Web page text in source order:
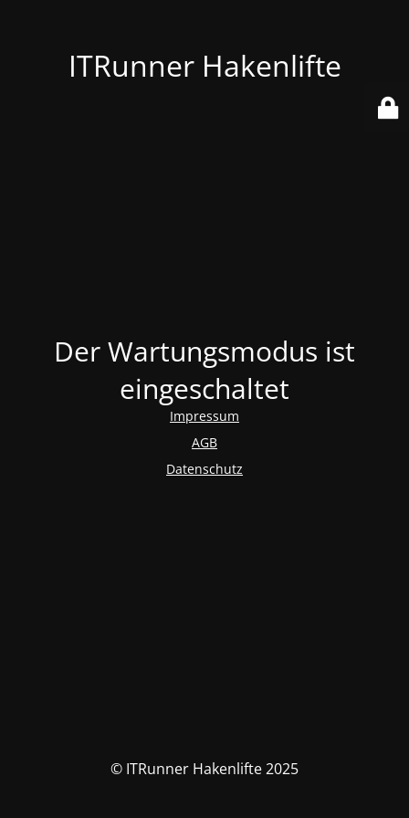
ITRunner Hakenlifte
Der Wartungsmodus ist
eingeschaltet
Impressum
AGB
Datenschutz
© ITRunner Hakenlifte 2025